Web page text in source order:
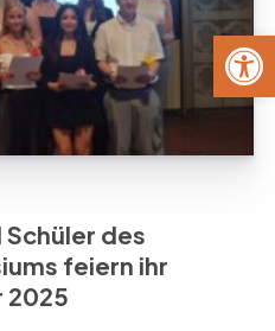
Schüler des
feiern ihr
2025